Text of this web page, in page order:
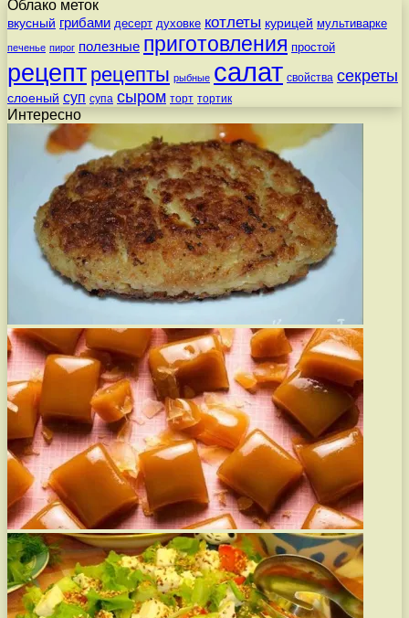
Облако меток
вкусный грибами десерт духовке котлеты курицей мультиварке
печенье пирог полезные приготовления простой
рецепт рецепты рыбные салат свойства секреты
слоеный суп супа сыром торт тортик
Интересно